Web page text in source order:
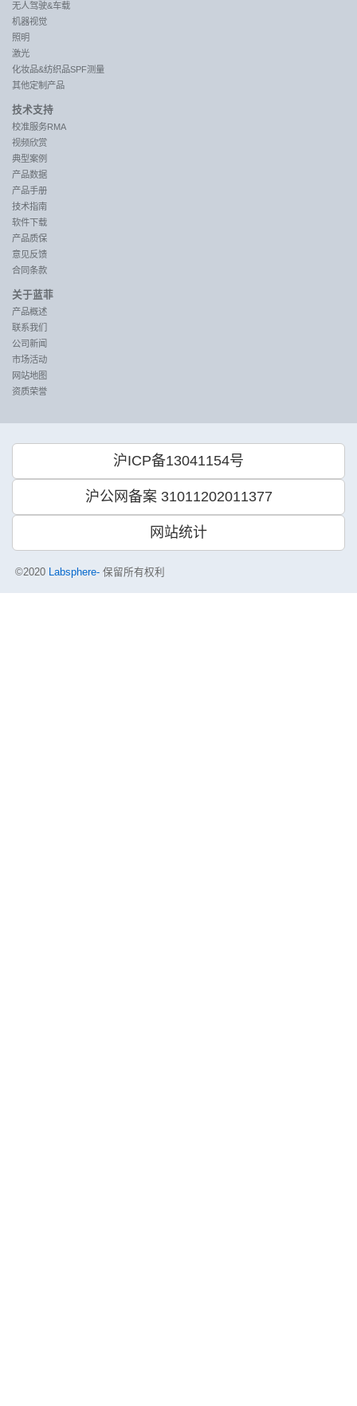
无人驾驶&车载
机器视觉
照明
激光
化妆品&纺织品SPF测量
其他定制产品
技术支持
校准服务RMA
视频欣赏
典型案例
产品数据
产品手册
技术指南
软件下载
产品质保
意见反馈
合同条款
关于蓝菲
产品概述
联系我们
公司新闻
市场活动
网站地图
资质荣誉
沪ICP备13041154号
沪公网备案 31011202011377
网站统计
©2020 Labsphere- 保留所有权利